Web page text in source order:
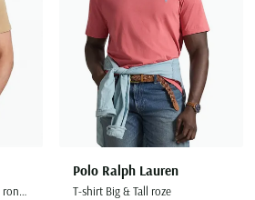
t-shirt bruin custom slim fit ronde hals
Polo Ralph Lauren
T-shirt Big & Tall roze